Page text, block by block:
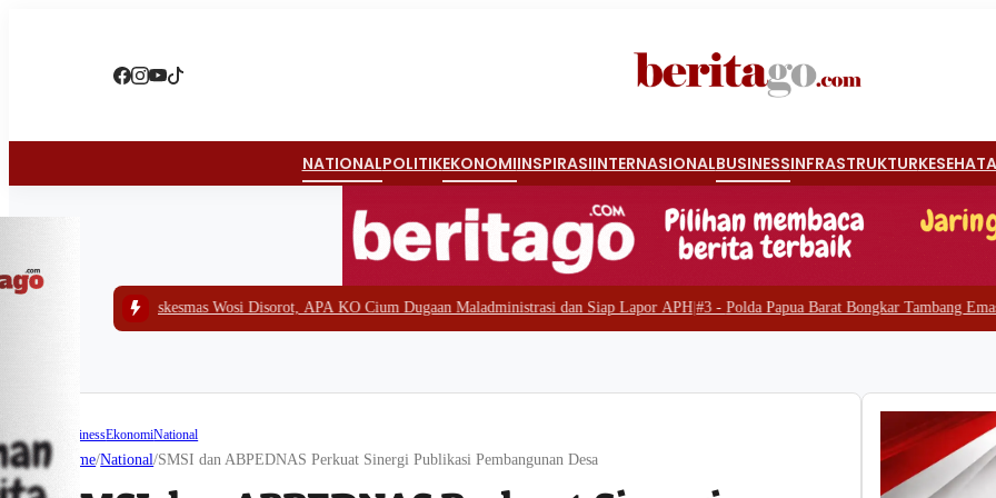
NATIONALPOLITIKEKONOMIINSPIRASIINTERNASIONALBUSINESSINFRASTRUKTUR
Puskesmas Wosi Disorot, APA KO Cium Dugaan Maladministrasi dan Siap Lapor APH|#3 -Polda Papua Barat Bongkar Tambang Emas Ilegal di
BusinessEkonomiNational
Home/National/SMSI dan ABPEDNAS Perkuat Sinergi Publikasi Pembangunan Desa